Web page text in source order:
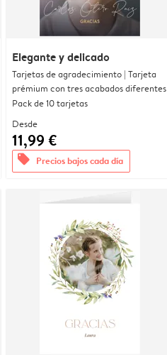
Elegante y delicado
Tarjetas de agradecimiento | Tarjeta
prémium con tres acabados diferentes
Pack de 10 tarjetas
Desde
11,99 €
offers Precios bajos cada día